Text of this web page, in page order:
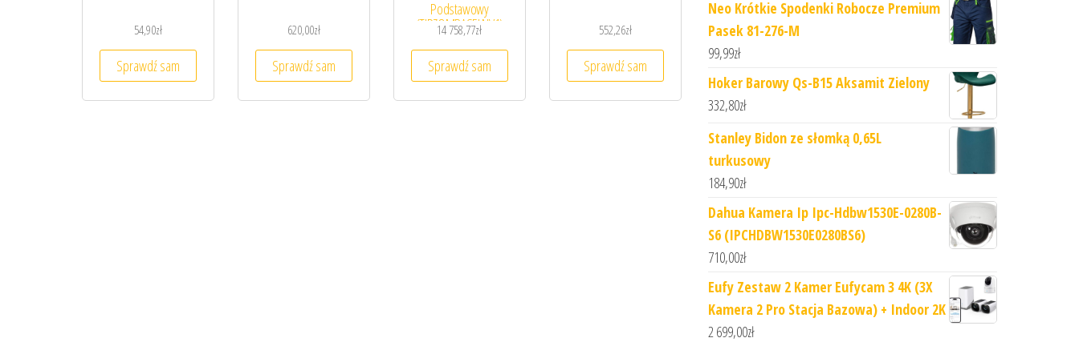
54,90zł
Sprawdź sam
620,00zł
Sprawdź sam
Podstawowy
(TIPZOMBASELNV1)
14 758,77zł
Sprawdź sam
552,26zł
Sprawdź sam
Neo Krótkie Spodenki Robocze Premium
Pasek 81-276-M
99,99zł
Hoker Barowy Qs-B15 Aksamit Zielony
332,80zł
Stanley Bidon ze słomką 0,65L
turkusowy
184,90zł
Dahua Kamera Ip Ipc-Hdbw1530E-0280B-
S6 (IPCHDBW1530E0280BS6)
710,00zł
Eufy Zestaw 2 Kamer Eufycam 3 4K (3X
Kamera 2 Pro Stacja Bazowa) + Indoor 2K
2 699,00zł